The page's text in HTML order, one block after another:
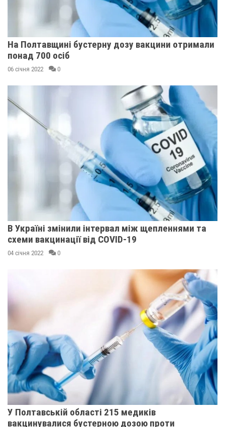
На Полтавщині бустерну дозу вакцини отримали
понад 700 осіб
06 січня 2022 0
В Україні змінили інтервал між щепленнями та
схеми вакцинації від COVID-19
04 січня 2022 0
У Полтавській області 215 медиків
вакцинувалися бустерною дозою проти